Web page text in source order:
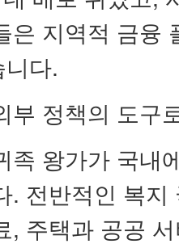
은 지역적 금융
다.
부 정책의 도구
족 왕가가 국내
. 전반적인 복
, 주택과 공공